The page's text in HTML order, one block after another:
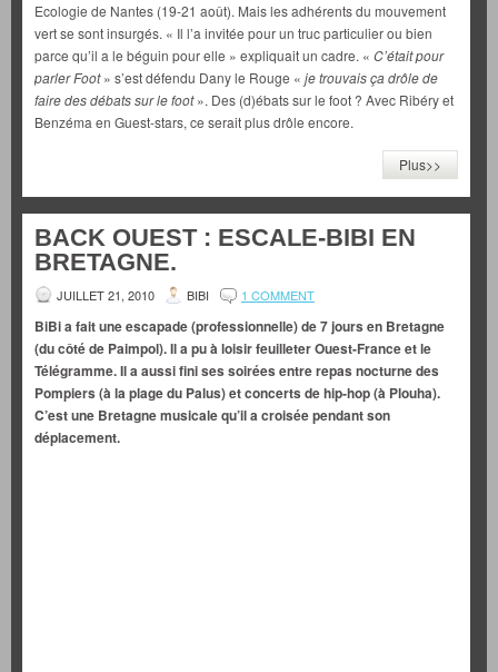
Ecologie de Nantes (19-21 août). Mais les adhérents du mouvement
vert se sont insurgés. « Il l’a invitée pour un truc particulier ou bien
parce qu’il a le béguin pour elle » expliquait un cadre. « C’était pour
parler Foot» s’est défendu Dany le Rouge « je trouvais ça drôle de
faire des débats sur le foot». Des (d)ébats sur le foot ? Avec Ribéry et
Benzéma en Guest-stars, ce serait plus drôle encore.
Plus>>
BACK OUEST : ESCALE-BIBI EN
BRETAGNE.
JUILLET 21, 2010 BIBI 1 COMMENT
BiBi a fait une escapade (professionnelle) de 7 jours en Bretagne
(du côté de Paimpol). Il a pu à loisir feuilleter Ouest-France et le
Télégramme. Il a aussi fini ses soirées entre repas nocturne des
Pompiers (à la plage du Palus) et concerts de hip-hop (à Plouha).
C’est une Bretagne musicale qu’il a croisée pendant son
déplacement.